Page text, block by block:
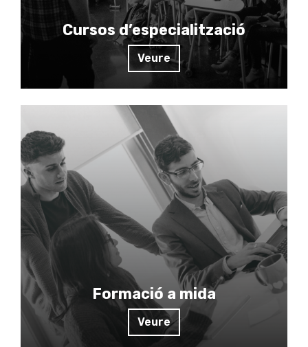
Cursos d’especialització
Veure
Formació a mida
Veure